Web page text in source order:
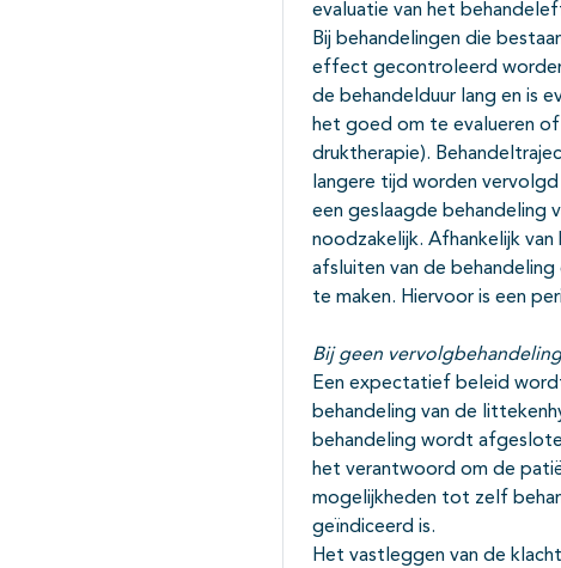
evaluatie van het
Bij behandelingen die
effect gecontroleerd
de behandelduur lang en is
het goed om te evalueren of
druktherapie).
langere tijd worden
een geslaagde behandeling
noodzakelijk. Afhankelijk
afsluiten van de
te maken. Hiervoor is een
Bij geen
Een expectatief beleid
behandeling van de
behandeling wordt
het verantwoord om de
mogelijkheden tot zelf
geïndiceerd is.
Het vastleggen van de